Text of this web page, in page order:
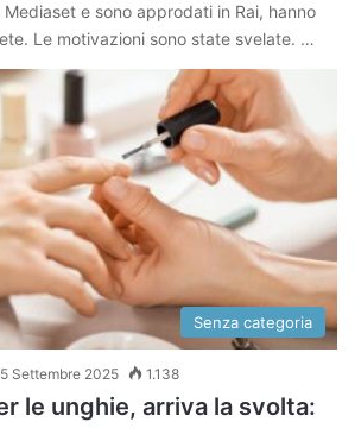
e sono approdati in Rai, hanno
Le motivazioni sono state svelate. …
Senza categoria
5 Settembre 2025 1.138
le unghie, arriva la svolta: